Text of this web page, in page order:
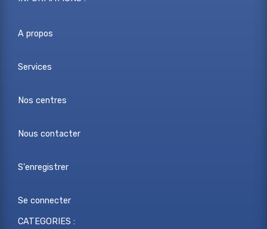
A propos
Services
Nos centres
Nous contacter
S'enregistrer
Se connecter
CATEGORIES :